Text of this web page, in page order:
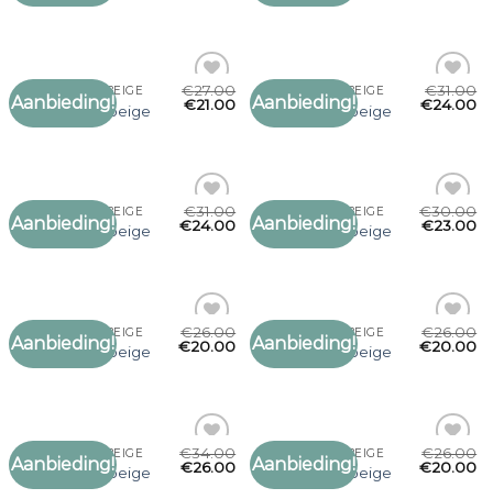
Aanbieding!
Toevoegen
SJAAL DAMES BEIGE
sjaal dames beige
€27.00
€21.00 Aanbieding!
Toevoegen
SJAAL DAMES BEIGE
sjaal dames beige
€31.00
€24.00
Aanbieding!
Toevoegen
SJAAL DAMES BEIGE
sjaal dames beige
€31.00
€24.00 Aanbieding!
Toevoegen
SJAAL DAMES BEIGE
sjaal dames beige
€30.00
€23.00
Aanbieding!
Toevoegen
SJAAL DAMES BEIGE
sjaal dames beige
€26.00
€20.00 Aanbieding!
Toevoegen
SJAAL DAMES BEIGE
sjaal dames beige
€26.00
€20.00
Aanbieding!
Toevoegen
SJAAL DAMES BEIGE
sjaal dames beige
€34.00
€26.00 Aanbieding!
Toevoegen
SJAAL DAMES BEIGE
sjaal dames beige
€26.00
€20.00